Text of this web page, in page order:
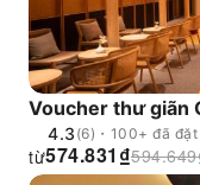
tại khách sạn 5
Voucher thư giãn
4.3 (6)・100+ đã đặt
₫
574.831
từ 594.649